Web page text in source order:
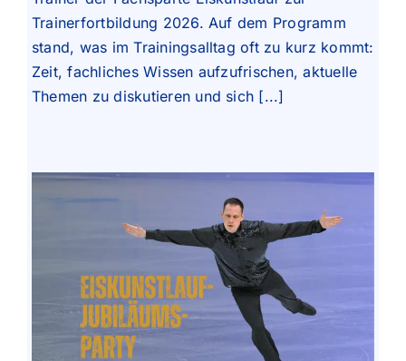
Trainerfortbildung 2026. Auf dem Programm
stand, was im Trainingsalltag oft zu kurz kommt:
Zeit, fachliches Wissen aufzufrischen, aktuelle
Themen zu diskutieren und sich [...]